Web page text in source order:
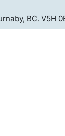
BC. V5H